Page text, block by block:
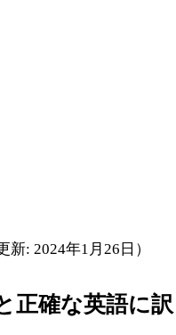
新: 2024年1月26日）
正確な英語に